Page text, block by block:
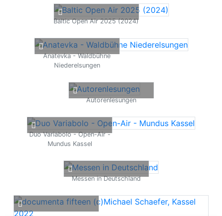
Baltic Open Air 2025 (2024)
Anatevka - Waldbühne
Niederelsungen
Autorenlesungen
Duo Variabolo - Open-Air -
Mundus Kassel
Messen in Deutschland